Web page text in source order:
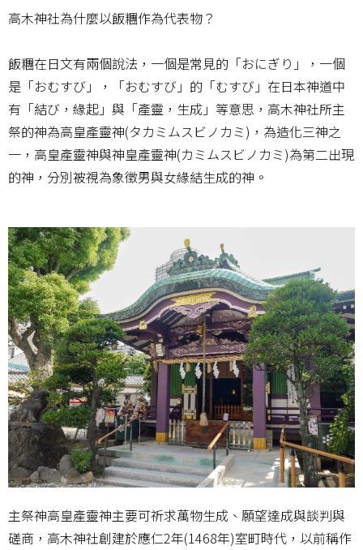
高木神社為什麼以飯糰作為代表物？
飯糰在日文有兩個說法，一個是常見的「おにぎり」，一個
是「おむすび」，「おむすび」的「むすび」在日本神道中
有「結び，緣起」與「產靈，生成」等意思，高木神社所主
祭的神為高皇產靈神(タカミムスビノカミ)，為造化三神之
一，高皇產靈神與神皇產靈神(カミムスビノカミ)為第二出現
的神，分別被視為象徵男與女緣結生成的神。
主祭神高皇產靈神主要可祈求萬物生成、願望達成與談判與
磋商，高木神社創建於應仁2年(1468年)室町時代，以前稱作